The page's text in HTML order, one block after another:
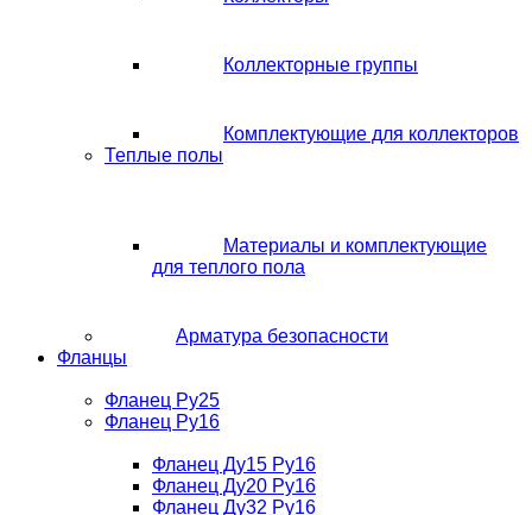
Коллекторные группы
Комплектующие для коллекторов
Теплые полы
Материалы и комплектующие
для теплого пола
Арматура безопасности
Фланцы
Фланец Ру25
Фланец Ру16
Фланец Ду15 Ру16
Фланец Ду20 Ру16
Фланец Ду32 Ру16